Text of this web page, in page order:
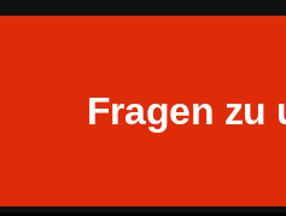
Fragen zu